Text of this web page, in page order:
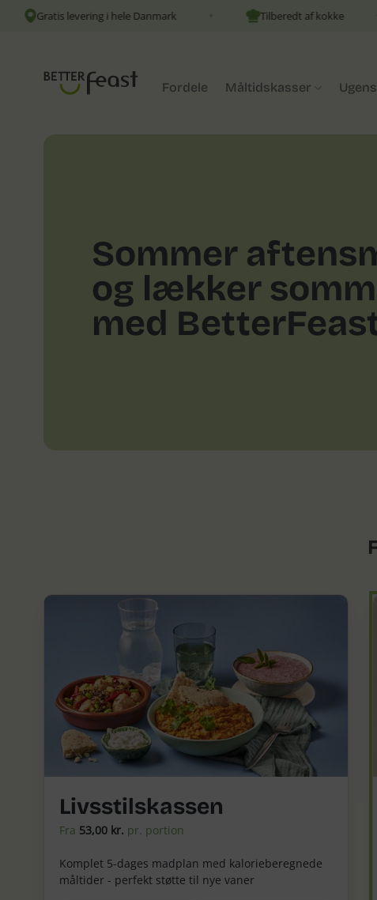
Fortsæt
levering i hele Danmark ✦ Tilberedt af kokke ✦
Fordele Måltidskasser
Sommer
og lækker
med
Livsstilskassen
Fra 53,00 kr. pr. portion
Komplet 5-dages madplan med kalorieberegnede
måltider - perfekt støtte til nye vaner